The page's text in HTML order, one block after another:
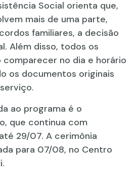
Social orienta que,
mais de uma parte,
familiares, a decisão
Além disso, todos os
no dia e horário
os documentos originais
ao programa é o
que continua com
29/07. A cerimônia
para 07/08, no Centro